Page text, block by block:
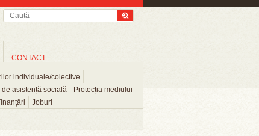
individuale/colective
de asistență socială
Protecția mediului
Joburi
CONTACT